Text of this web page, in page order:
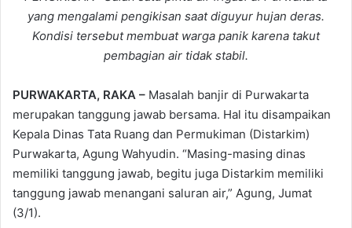
yang mengalami pengikisan saat diguyur hujan deras.
Kondisi tersebut membuat warga panik karena takut
pembagian air tidak stabil.
PURWAKARTA, RAKA – Masalah banjir di Purwakarta
merupakan tanggung jawab bersama. Hal itu disampaikan
Kepala Dinas Tata Ruang dan Permukiman (Distarkim)
Purwakarta, Agung Wahyudin. “Masing-masing dinas
memiliki tanggung jawab, begitu juga Distarkim memiliki
tanggung jawab menangani saluran air,” Agung, Jumat
(3/1).